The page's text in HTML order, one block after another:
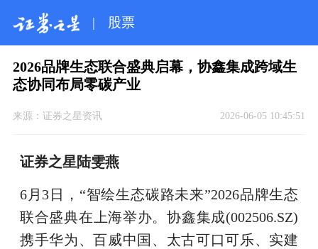
| 股票
2026品牌生态联合盛典启幕，协鑫集成跨域生
态协同布局零碳产业
来源： 证券之星资讯 2026-06-05 10:45:51
证券之星陆雯燕
6月3日，“智绘生态碳路未来”2026品牌生态
联合盛典在上海举办。协鑫集成(002506.SZ)
携手华为、百威中国、太古可口可乐、实建